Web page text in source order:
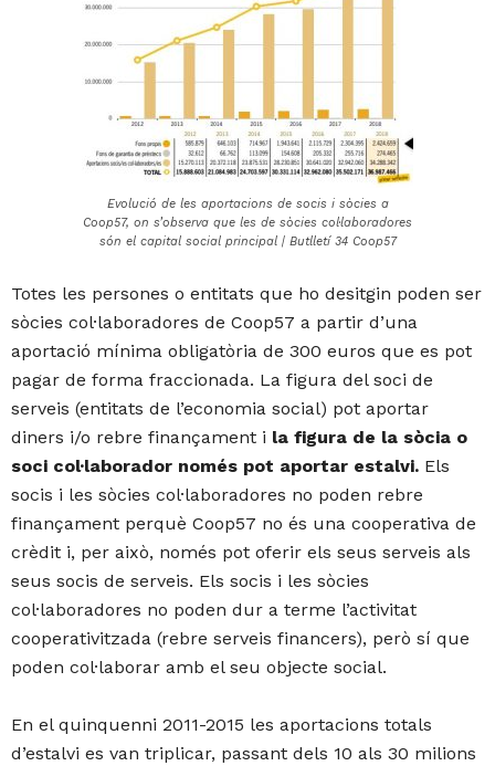
Evolució de les aportacions de socis i sòcies a
Coop57, on s’observa que les de sòcies col·laboradores
són el capital social principal | Butlletí 34 Coop57
Totes les persones o entitats que ho desitgin poden ser
sòcies col·laboradores de Coop57 a partir d’una
aportació mínima obligatòria de 300 euros que es pot
pagar de forma fraccionada. La figura del soci de
serveis (entitats de l’economia social) pot aportar
diners i/o rebre finançament i la figura de la sòcia o
soci col·laborador només pot aportar estalvi. Els
socis i les sòcies col·laboradores no poden rebre
finançament perquè Coop57 no és una cooperativa de
crèdit i, per això, només pot oferir els seus serveis als
seus socis de serveis. Els socis i les sòcies
col·laboradores no poden dur a terme l’activitat
cooperativitzada (rebre serveis financers), però sí que
poden col·laborar amb el seu objecte social.
En el quinquenni 2011-2015 les aportacions totals
d’estalvi es van triplicar, passant dels 10 als 30 milions